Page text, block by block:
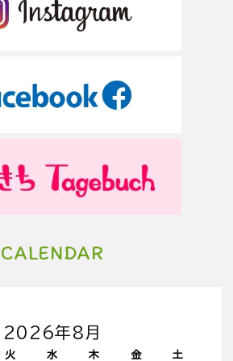
CALENDAR
2026年8月
火 水 木 金 土